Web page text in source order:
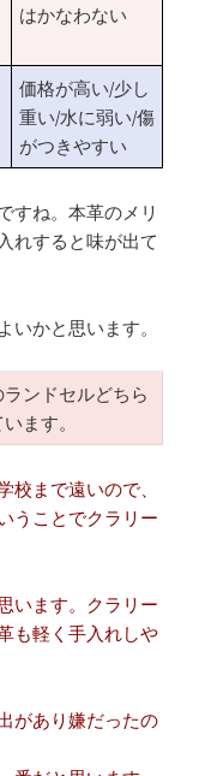
はかなわない
価格が高い/少し
重い/水に弱い/傷
がつきやすい
すね。本革のメリ
れすると味が出て
かと思います。
ンドセルどちら
ます。
まで遠いので、
うことでクラリー
います。クラリー
も軽く手入れしや
があり嫌だったの